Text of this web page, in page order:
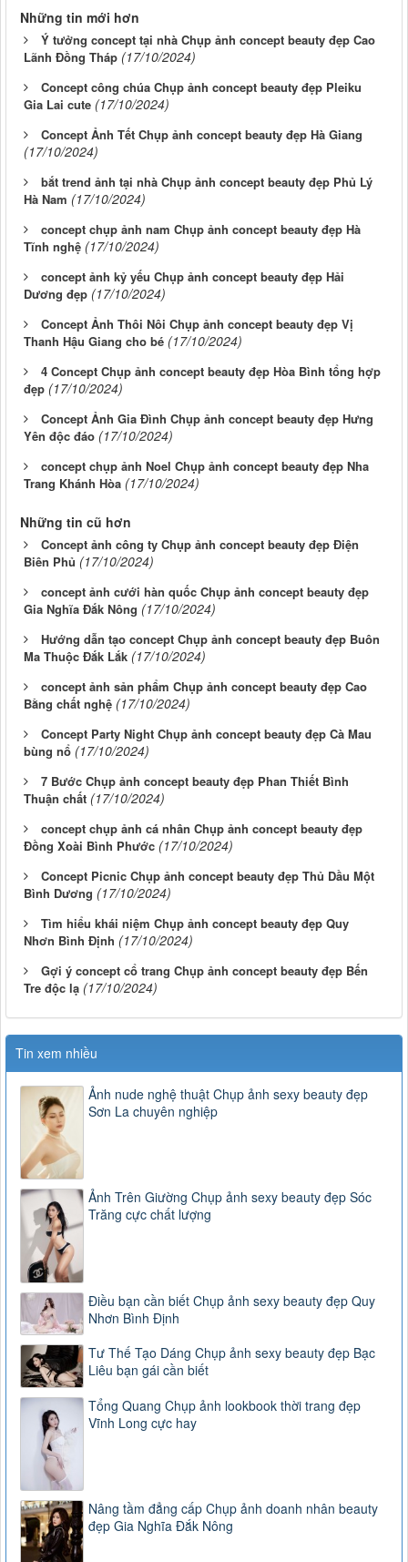
Những tin mới hơn
Ý tưởng concept tại nhà Chụp ảnh concept beauty đẹp Cao
Lãnh Đồng Tháp (17/10/2024)
Concept công chúa Chụp ảnh concept beauty đẹp Pleiku
Gia Lai cute (17/10/2024)
Concept Ảnh Tết Chụp ảnh concept beauty đẹp Hà Giang
(17/10/2024)
bắt trend ảnh tại nhà Chụp ảnh concept beauty đẹp Phủ Lý
Hà Nam (17/10/2024)
concept chụp ảnh nam Chụp ảnh concept beauty đẹp Hà
Tĩnh nghệ (17/10/2024)
concept ảnh kỷ yếu Chụp ảnh concept beauty đẹp Hải
Dương đẹp (17/10/2024)
Concept Ảnh Thôi Nôi Chụp ảnh concept beauty đẹp Vị
Thanh Hậu Giang cho bé (17/10/2024)
4 Concept Chụp ảnh concept beauty đẹp Hòa Bình tổng hợp
đẹp (17/10/2024)
Concept Ảnh Gia Đình Chụp ảnh concept beauty đẹp Hưng
Yên độc đáo (17/10/2024)
concept chụp ảnh Noel Chụp ảnh concept beauty đẹp Nha
Trang Khánh Hòa (17/10/2024)
Những tin cũ hơn
Concept ảnh công ty Chụp ảnh concept beauty đẹp Điện
Biên Phủ (17/10/2024)
concept ảnh cưới hàn quốc Chụp ảnh concept beauty đẹp
Gia Nghĩa Đắk Nông (17/10/2024)
Hướng dẫn tạo concept Chụp ảnh concept beauty đẹp Buôn
Ma Thuộc Đắk Lắk (17/10/2024)
concept ảnh sản phẩm Chụp ảnh concept beauty đẹp Cao
Bằng chất nghệ (17/10/2024)
Concept Party Night Chụp ảnh concept beauty đẹp Cà Mau
bùng nổ (17/10/2024)
7 Bước Chụp ảnh concept beauty đẹp Phan Thiết Bình
Thuận chất (17/10/2024)
concept chụp ảnh cá nhân Chụp ảnh concept beauty đẹp
Đồng Xoài Bình Phước (17/10/2024)
Concept Picnic Chụp ảnh concept beauty đẹp Thủ Dầu Một
Bình Dương (17/10/2024)
Tìm hiểu khái niệm Chụp ảnh concept beauty đẹp Quy
Nhơn Bình Định (17/10/2024)
Gợi ý concept cổ trang Chụp ảnh concept beauty đẹp Bến
Tre độc lạ (17/10/2024)
Tin xem nhiều
Ảnh nude nghệ thuật Chụp ảnh sexy beauty đẹp
Sơn La chuyên nghiệp
Ảnh Trên Giường Chụp ảnh sexy beauty đẹp Sóc
Trăng cực chất lượng
Điều bạn cần biết Chụp ảnh sexy beauty đẹp Quy
Nhơn Bình Định
Tư Thế Tạo Dáng Chụp ảnh sexy beauty đẹp Bạc
Liêu bạn gái cần biết
Tổng Quang Chụp ảnh lookbook thời trang đẹp
Vĩnh Long cực hay
Nâng tầm đẳng cấp Chụp ảnh doanh nhân beauty
đẹp Gia Nghĩa Đắk Nông